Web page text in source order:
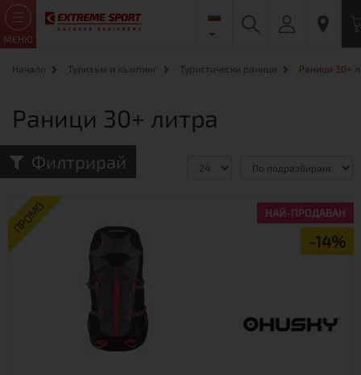
МЕНЮ
Начало Туризъм и къмпинг Туристически раници Раници 30+
Филтрирай
Раници 30+ литра
Сравни (0)
ПРОМО
-14%
НАЙ-ПРОДАВАН